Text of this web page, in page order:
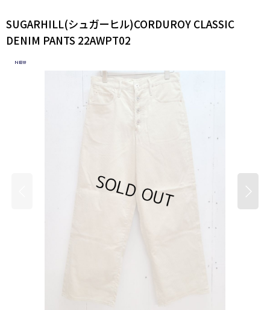
SUGARHILL(シュガーヒル)CORDUROY CLASSIC
DENIM PANTS 22AWPT02